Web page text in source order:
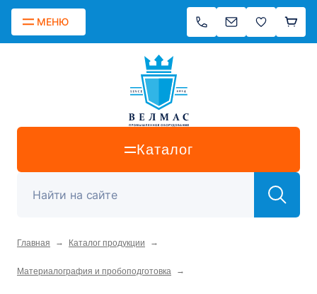
МЕНЮ
Каталог
Главная → Каталог продукции →
Материалография и пробоподготовка →